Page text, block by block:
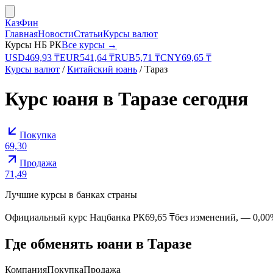
КазФин
ГлавнаяНовостиСтатьиКурсы валют
Курсы НБ РКВсе курсы →
USD469,93 ₸EUR541,64 ₸RUB5,71 ₸CNY69,65 ₸
Курсы валют /Китайский юань /Тараз
Курс юаня в Таразе сегодня
Покупка
69,30
Продажа
71,49
Лучшие курсы в банках страны
Официальный курс Нацбанка РК69,65 ₸без изменений, —
Где обменять юани в Таразе
КомпанияПокупкаПродажа